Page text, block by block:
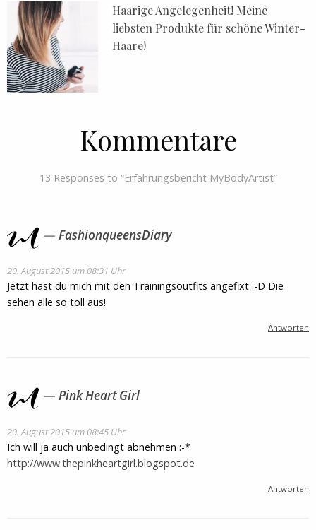
Haarige Angelegenheit! Meine
liebsten Produkte für schöne Winter-
Haare!
Kommentare
13 Responses to “Erfahrungsbericht MyBodyArtist”
FashionqueensDiary
20. August 2015 um 08:31 Uhr
Jetzt hast du mich mit den Trainingsoutfits angefixt :-D Die
sehen alle so toll aus!
Antworten
Pink Heart Girl
20. August 2015 um 08:45 Uhr
Ich will ja auch unbedingt abnehmen :-*
http://www.thepinkheartgirl.blogspot.de
Antworten